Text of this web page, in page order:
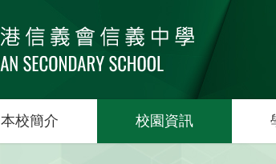
本校簡介 校園資訊